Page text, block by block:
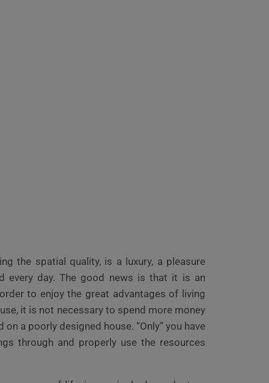
the spatial quality, is a luxury, a pleasure
every day. The good news is that it is an
to enjoy the great advantages of living
it is not necessary to spend more money
a poorly designed house. “Only” you have
through and properly use the resources